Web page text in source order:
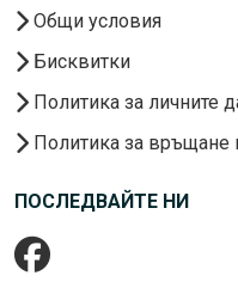
Общи условия
Бисквитки
Политика за личните
Политика за връщане
ПОСЛЕДВАЙТЕ НИ